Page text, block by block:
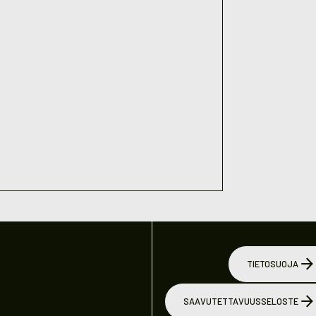
TIETOSUOJA
SAAVUTETTAVUUSSELOSTE